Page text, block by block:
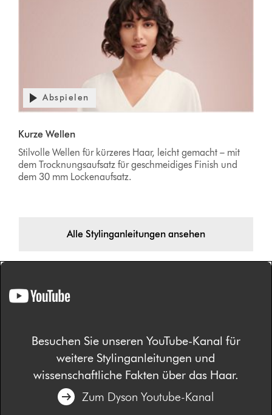
Abspielen
Kurze Wellen
Stilvolle Wellen für kürzeres Haar, leicht gemacht – mit
dem Trocknungsaufsatz für geschmeidiges Finish und
dem 30 mm Lockenaufsatz.
Alle Stylinganleitungen ansehen
Besuchen Sie unseren YouTube-Kanal für
weitere Stylinganleitungen und
wissenschaftliche Fakten über das Haar.
Zum Dyson Youtube-Kanal